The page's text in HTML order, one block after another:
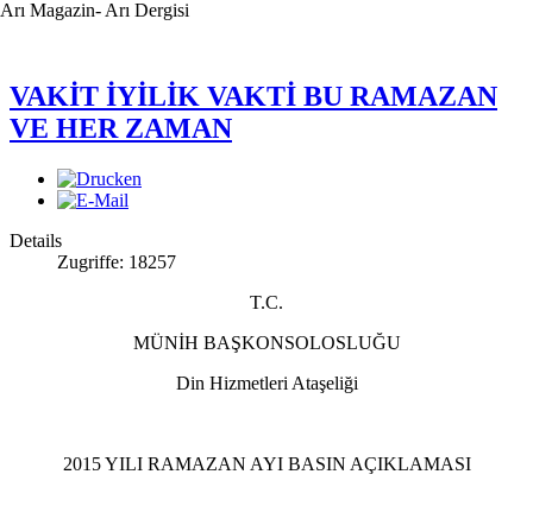
Arı Magazin- Arı Dergisi
VAKİT İYİLİK VAKTİ BU RAMAZAN
VE HER ZAMAN
Details
Zugriffe: 18257
T.C.
MÜNİH BAŞKONSOLOSLUĞU
Din Hizmetleri Ataşeliği
2015 YILI RAMAZAN AYI BASIN AÇIKLAMASI